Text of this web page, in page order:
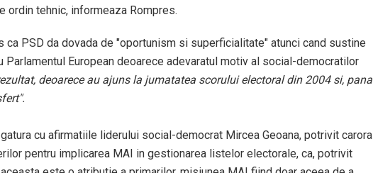
ordin tehnic, informeaza Rompres.
ca PSD da dovada de "oportunism si superficialitate" atunci cand sustine
Parlamentul European deoarece adevaratul motiv al social-democratilor
deoarece au ajuns la jumatatea scorului electoral din 2004 si, pana
cu afirmatiile liderului social-democrat Mircea Geoana, potrivit carora
pentru implicarea MAI in gestionarea listelor electorale, ca, potrivit